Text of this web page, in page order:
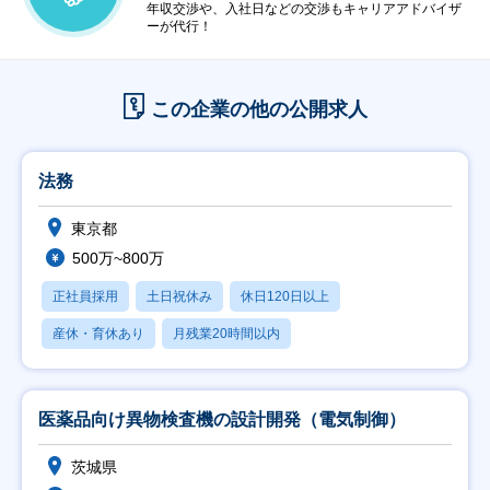
年収交渉や、入社日などの交渉もキャリアアドバイザ
ーが代行！
この企業の他の公開求人
法務
東京都
500万~800万
正社員採用 土日祝休み 休日120日以上
産休・育休あり 月残業20時間以内
医薬品向け異物検査機の設計開発（電気制御）
茨城県